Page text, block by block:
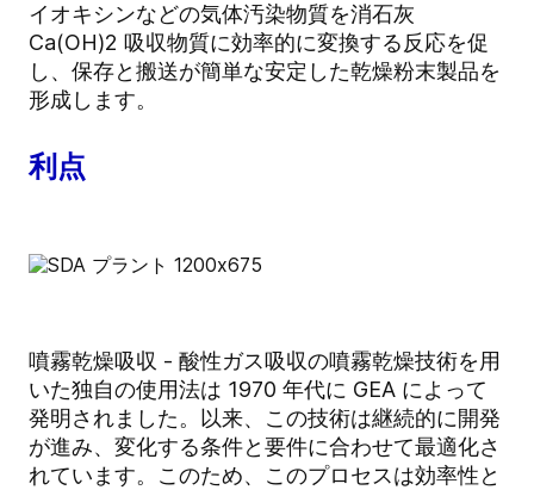
イオキシンなどの気体汚染物質を消石灰
Ca(OH)2 吸収物質に効率的に変換する反応を促
し、保存と搬送が簡単な安定した乾燥粉末製品を
形成します。
利点
噴霧乾燥吸収 - 酸性ガス吸収の噴霧乾燥技術を用
いた独自の使用法は 1970 年代に GEA によって
発明されました。以来、この技術は継続的に開発
が進み、変化する条件と要件に合わせて最適化さ
れています。このため、このプロセスは効率性と